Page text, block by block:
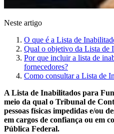
Neste artigo
O que é a Lista de
Qual o objetivo da Lista de
Por que incluir a lista de
fornecedores?
Como consultar a Lista de
A Lista de Inabilitados para
meio da qual o Tribunal de
pessoas físicas impedidas e/ou
em cargos de confiança ou em
Pública Federal.